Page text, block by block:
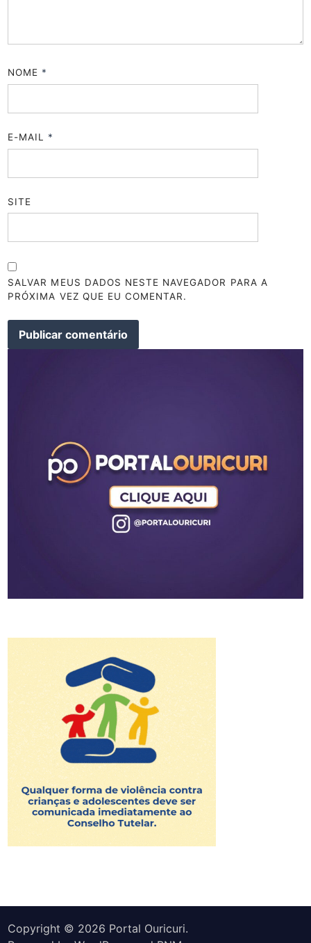
NOME *
E-MAIL *
SITE
SALVAR MEUS DADOS NESTE NAVEGADOR PARA A
PRÓXIMA VEZ QUE EU COMENTAR.
Copyright © 2026 Portal Ouricuri.